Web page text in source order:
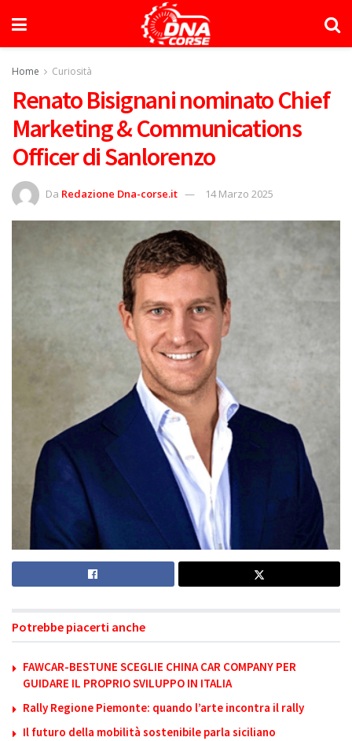
Home Curiosità
Renato Bisignani nominato Chief
Marketing & Communications
Officer di Sanlorenzo
Da Redazione Dna-corse.it 14 Marzo 2025
Potrebbe piacerti anche
FAWCAR-BESTUNE SCEGLIE CHINA CAR COMPANY PER
GUIDARE IL PROPRIO SVILUPPO IN ITALIA
Rally Regione Piemonte: quando l’arte incontra il rally
Il futuro della mobilità sostenibile parla siciliano